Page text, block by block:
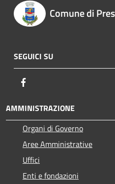
Comune di
SEGUICI SU
AMMINISTRAZIONE
Organi di Governo
Aree Amministrative
Uffici
Enti e fondazioni